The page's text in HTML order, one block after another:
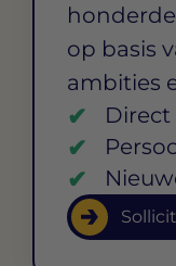
op basis
ambities